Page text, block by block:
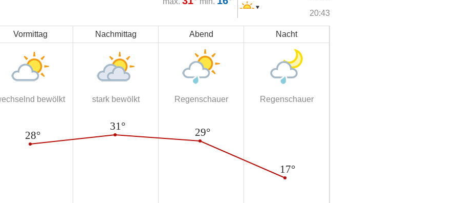
20:43
Vormittag Nachmittag Abend Nacht
bewölkt stark bewölkt Regenschauer Regenschauer